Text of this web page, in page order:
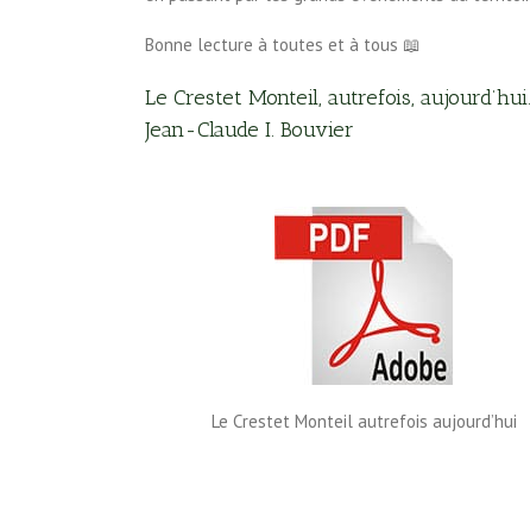
Bonne lecture à toutes et à tous 📖
Le Crestet Monteil, autrefois,
Jean-Claude I. Bouvier
Le Crestet Monteil autrefois aujourd’hui